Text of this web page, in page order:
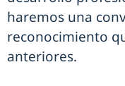
haremos una
reconocimiento
anteriores.